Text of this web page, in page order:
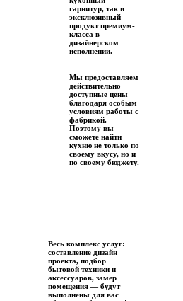
гарнитур, так и
эксклюзивный
продукт премиум-
класса в
дизайнерском
исполнении.
Мы предоставляем
действительно
доступные цены
благодаря особым
условиям работы с
фабрикой.
Поэтому вы
сможете найти
кухню не только по
своему вкусу, но и
по своему бюджету.
Весь комплекс услуг:
составление дизайн
проекта, подбор
бытовой техники и
аксессуаров, замер
помещения — будут
выполнены для вас